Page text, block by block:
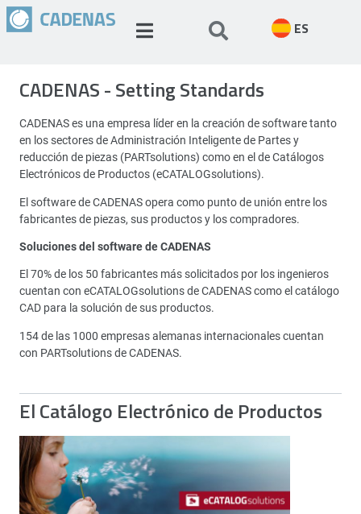
ES
CADENAS - Setting Standards
CADENAS es una empresa líder en la creación de software tanto
en los sectores de Administración Inteligente de Partes y
reducción de piezas (PARTsolutions) como en el de Catálogos
Electrónicos de Productos (eCATALOGsolutions).
El software de CADENAS opera como punto de unión entre los
fabricantes de piezas, sus productos y los compradores.
Soluciones del software de CADENAS
El 70% de los 50 fabricantes más solicitados por los ingenieros
cuentan con eCATALOGsolutions de CADENAS como el catálogo
CAD para la solución de sus productos.
154 de las 1000 empresas alemanas internacionales cuentan
con PARTsolutions de CADENAS.
El Catálogo Electrónico de Productos